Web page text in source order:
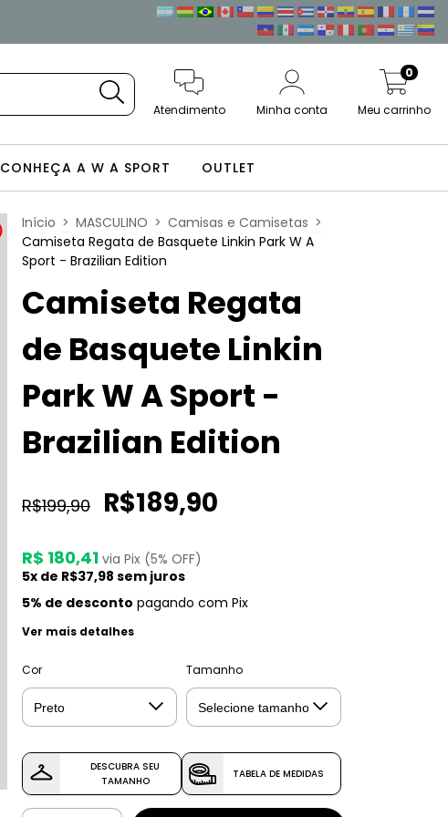
Atendimento Minha conta Meu carrinho
0
CONHEÇA A W A SPORT OUTLET
Início > MASCULINO > Camisas e Camisetas >
Camiseta Regata de Basquete Linkin Park W A
Sport - Brazilian Edition
Camiseta Regata
de Basquete Linkin
Park W A Sport -
Brazilian Edition
R$199,90 R$189,90
R$ 180,41 via Pix (5% OFF)
5x de R$37,98 sem juros
5% de desconto pagando com Pix
Ver mais detalhes
Cor Tamanho
DESCUBRA SEU
TAMANHO
TABELA DE MEDIDAS